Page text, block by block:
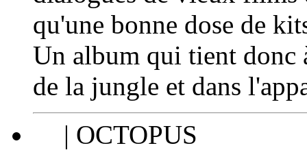
qu'une bonne dose de
Un album qui tient donc
de la jungle et dans
| OCTOPUS